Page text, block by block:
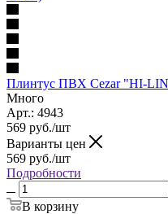
Плинтус ПВХ Cezar "HI-
Много
Арт.: 4943
569 руб./шт
Варианты цен
569 руб./шт
Подробности
В корзину